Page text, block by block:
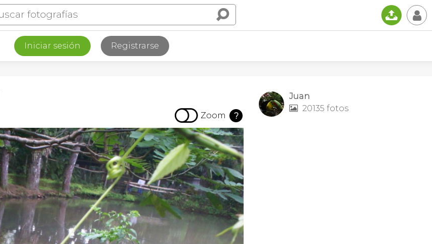
📤 👤
Iniciar sesión Registrarse
 Zoom ?
Juan
 20135 fotos